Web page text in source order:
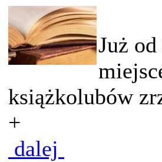
Już
książkolubów
+
dalej